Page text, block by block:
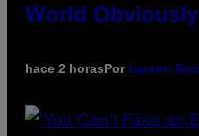
World
hace 2 horasPor Lauren